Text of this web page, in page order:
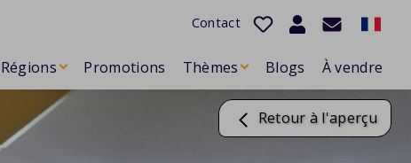
Contact
Régions Promotions Thèmes Blogs À vendre
Retour à l'aperçu